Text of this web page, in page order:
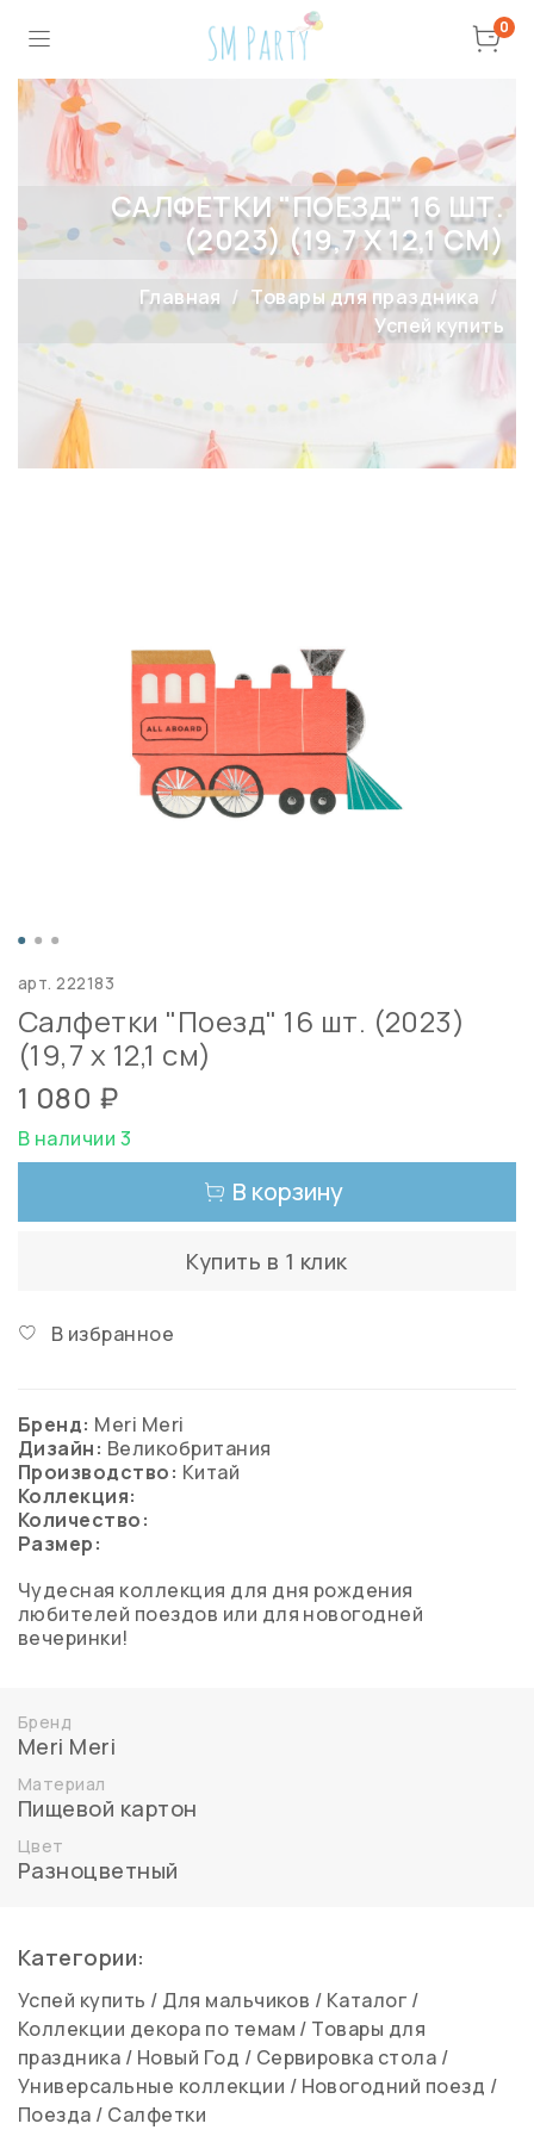
0
САЛФЕТКИ "ПОЕЗД" 16 ШТ.
(2023) (19,7 Х 12,1 СМ)
Главная
Товары для праздника
Успей купить
арт.222183
Салфетки "Поезд" 16 шт. (2023)
(19,7 х 12,1 см)
1 080 ₽
В наличии 3
В корзину
Купить в 1 клик
В избранное
Бренд: Meri Meri
Дизайн: Великобритания
Производство: Китай
Коллекция:
Количество:
Размер:
Чудесная коллекция для дня рождения
любителей поездов или для новогодней
вечеринки!
Бренд
Meri Meri
Материал
Пищевой картон
Цвет
Разноцветный
Категории:
Успей купить / Для мальчиков / Каталог /
Коллекции декора по темам / Товары для
праздника / Новый Год / Сервировка стола /
Универсальные коллекции / Новогодний поезд /
Поезда / Салфетки